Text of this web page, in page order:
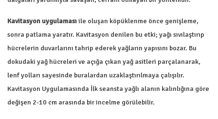
Kavitasyon uygulamasıile oluşan köpüklenme önce genişleme,
sonra patlama yaratır. Kavitasyon denilen bu etki; yağı sıvılaştırıp
hücrelerin duvarlarını tahrip ederek yağların yapısını bozar. Bu
dokudaki yağ hücreleri ve açığa çıkan yağ asitleri parçalanarak,
lenf yolları sayesinde buralardan uzaklaştırılmaya çalışılır.
Kavitasyon Uygulamasında İlk seansta yağlı alanın kalınlığına göre
değişen 2-10 cm arasında bir incelme görülebilir.